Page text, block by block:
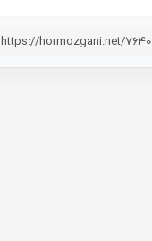
https://hormozgani.net/7640